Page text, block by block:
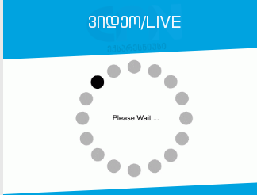
ვიდეო/LIVE